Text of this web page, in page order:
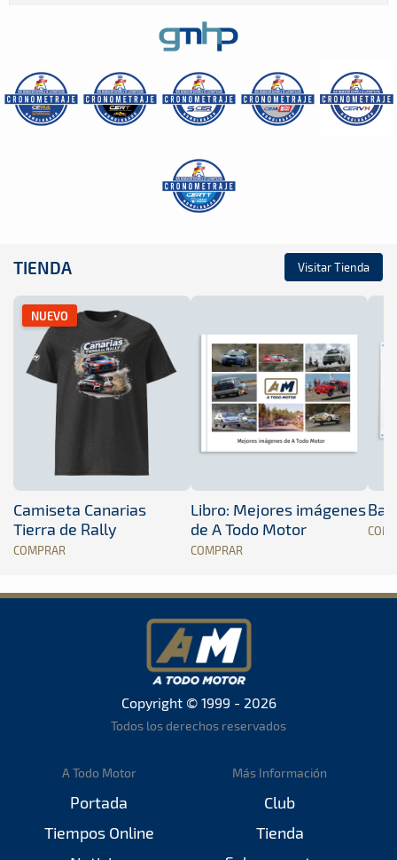
TIENDA Visitar Tienda
NUEVO
Camiseta Canarias
Tierra de Rally
COMPRAR
Libro: Mejores imágenes
de A Todo Motor
COMPRAR
Copyright © 1999 - 2026
Todos los derechos reservados
A Todo Motor
Portada
Tiempos Online
Más Información
Club
Tienda